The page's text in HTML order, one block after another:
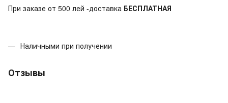
При заказе от 500 лей -доставка БЕСПЛАТНАЯ
Наличными при получении
Отзывы